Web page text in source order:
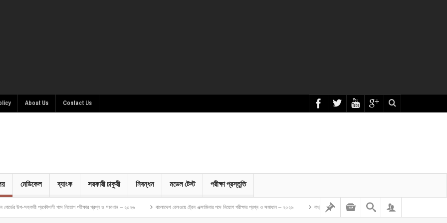
About Us Contact Us
মেডিকেল ব্যাংক সরকারী চাকুরী নিবন্ধন মডেল টেস্ট পরীক্ষা প্রস্তুতি
প্রকৌশলী পদে নিয়োগ পরীক্ষার প্রশ্ন ও সমাধান – ২০২৬ বাংলাদেশ রেলওয়ে ট্রেন এক্সামিনার পদে নিয়োগ পরীক্ষার প্রশ্ন ও সমাধান – ২০২৬ বাংলাদেশ গম ও ভুট্টা গবেষণা ইনস্টিটিউট এর অফিস সহকারী কাম কম্পিউটার মুদ্রাক্ষরিক নিয়োগ